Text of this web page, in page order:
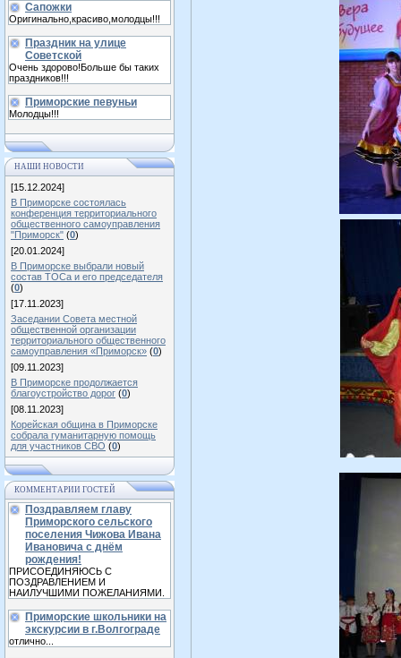
Сапожки
Оригинально,красиво,молодцы!!!
Праздник на улице
Советской
Очень здорово!Больше бы таких
праздников!!!
Приморские певуньи
Молодцы!!!
НАШИ НОВОСТИ
[15.12.2024]
В Приморске состоялась
конференция территориального
общественного самоуправления
"Приморск" (0)
[20.01.2024]
В Приморске выбрали новый
состав ТОСа и его председателя
(0)
[17.11.2023]
Заседании Совета местной
общественной организации
территориального общественного
самоуправления «Приморск» (0)
[09.11.2023]
В Приморске продолжается
благоустройство дорог (0)
[08.11.2023]
Корейская община в Приморске
собрала гуманитарную помощь
для участников СВО (0)
КОММЕНТАРИИ ГОСТЕЙ
Поздравляем главу
Приморского сельского
поселения Чижова Ивана
Ивановича с днём
рождения!
ПРИСОЕДИНЯЮСЬ С
ПОЗДРАВЛЕНИЕМ И
НАИЛУЧШИМИ ПОЖЕЛАНИЯМИ.
Приморские школьники на
экскурсии в г.Волгограде
отлично...